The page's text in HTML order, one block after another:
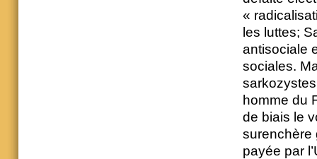
«
les luttes;
antisociale
sociales.
homme du
de biais le
surenchère
payée par